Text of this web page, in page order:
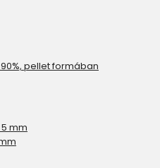
pellet formában